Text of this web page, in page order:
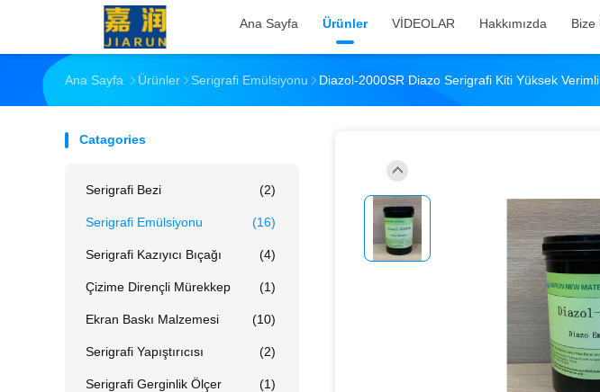
Ana Sayfa Ürünler VİDEOLAR Hakkımızda Bize
Ana Sayfa Ürünler Serigrafi Emülsiyonu Diazol-2000SR Diazo Serigrafi Kiti Yüksek
Catagories
Serigrafi Bezi (2)
Serigrafi Emülsiyonu (16)
Serigrafi Kazıyıcı Bıçağı (4)
Çizime Dirençli Mürekkep (1)
Ekran Baskı Malzemesi (10)
Serigrafi Yapıştırıcısı (2)
Serigrafi Gerginlik Ölçer (1)